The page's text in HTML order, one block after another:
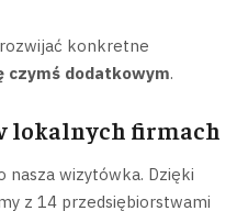
konkretne
czymś dodatkowym.
lokalnych firmach
nasza wizytówka. Dzięki
z 14 przedsiębiorstwami